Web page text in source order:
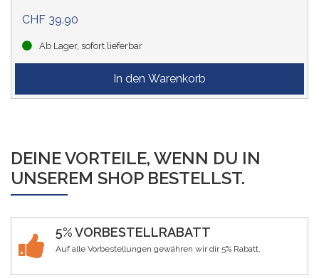
CHF 39.90
Ab Lager, sofort lieferbar
DEINE VORTEILE, WENN DU IN
UNSEREM SHOP BESTELLST.
5% VORBESTELLRABATT
Auf alle Vorbestellungen gewähren wir dir 5% Rabatt.